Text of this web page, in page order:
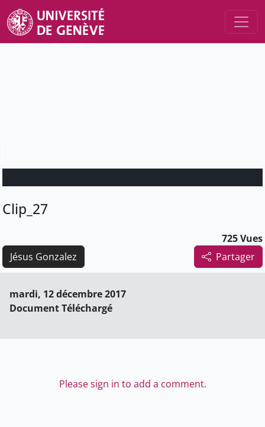
Clip_27
725 Vues
Partager
Jésus Gonzalez
mardi, 12 décembre 2017
Document Téléchargé
Please sign in to add a comment.